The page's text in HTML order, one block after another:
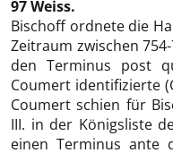
97 Weiss.
Bischoff ordnete die
Zeitraum zwischen
den Terminus post
Coumert identifizierte
Coumert schien für
III. in der Königsliste
einen Terminus ante